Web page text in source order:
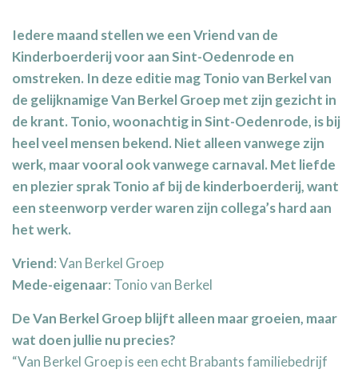
Iedere maand stellen we een Vriend van de
Kinderboerderij voor aan Sint-Oedenrode en
omstreken. In deze editie mag Tonio van Berkel van
de gelijknamige Van Berkel Groep met zijn gezicht in
de krant. Tonio, woonachtig in Sint-Oedenrode, is bij
heel veel mensen bekend. Niet alleen vanwege zijn
werk, maar vooral ook vanwege carnaval. Met liefde
en plezier sprak Tonio af bij de kinderboerderij, want
een steenworp verder waren zijn collega’s hard aan
het werk.
Vriend: Van Berkel Groep
Mede-eigenaar: Tonio van Berkel
De Van Berkel Groep blijft alleen maar groeien, maar
wat doen jullie nu precies?
“Van Berkel Groep is een echt Brabants familiebedrijf